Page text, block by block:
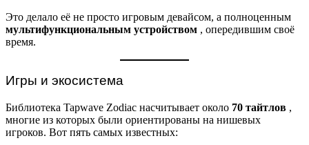
Это делало её не просто игровым девайсом, а полноценным
мультифункциональным устройством , опередившим своё
время.
Игры и экосистема
Библиотека Tapwave Zodiac насчитывает около 70 тайтлов ,
многие из которых были ориентированы на нишевых
игроков. Вот пять самых известных: